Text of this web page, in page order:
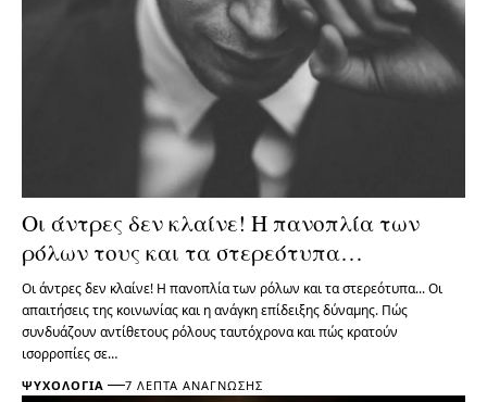
Οι άντρες δεν κλαίνε! Η πανοπλία των
ρόλων τους και τα στερεότυπα…
Οι άντρες δεν κλαίνε! Η πανοπλία των ρόλων και τα στερεότυπα... Οι
απαιτήσεις της κοινωνίας και η ανάγκη επίδειξης δύναμης. Πώς
συνδυάζουν αντίθετους ρόλους ταυτόχρονα και πώς κρατούν
ισορροπίες σε…
ΨΥΧΟΛΟΓΊΑ 7 ΛΕΠΤΆ ΑΝΆΓΝΩΣΗΣ